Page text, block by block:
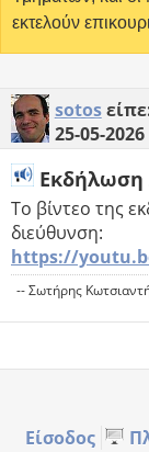
εκτελούν
sotos
25-05-2026
Εκδήλωση
Το βίντεο της
διεύθυνση:
https://
-- Σωτήρης
Είσοδος